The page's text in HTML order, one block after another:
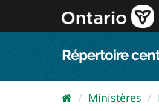
au
Répertoire
Ministères